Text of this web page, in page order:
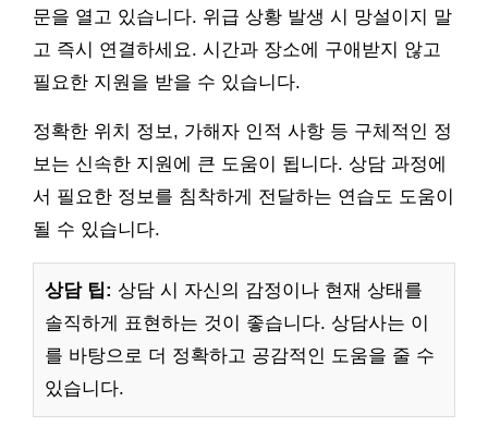
문을 열고 있습니다. 위급 상황 발생 시 망설이지 말
고 즉시 연결하세요. 시간과 장소에 구애받지 않고
필요한 지원을 받을 수 있습니다.
정확한 위치 정보, 가해자 인적 사항 등 구체적인 정
보는 신속한 지원에 큰 도움이 됩니다. 상담 과정에
서 필요한 정보를 침착하게 전달하는 연습도 도움이
될 수 있습니다.
상담 팁: 상담 시 자신의 감정이나 현재 상태를
솔직하게 표현하는 것이 좋습니다. 상담사는 이
를 바탕으로 더 정확하고 공감적인 도움을 줄 수
있습니다.